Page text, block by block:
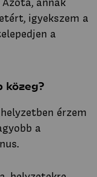
annak
igyekszem a
a
közeg?
érzem
a